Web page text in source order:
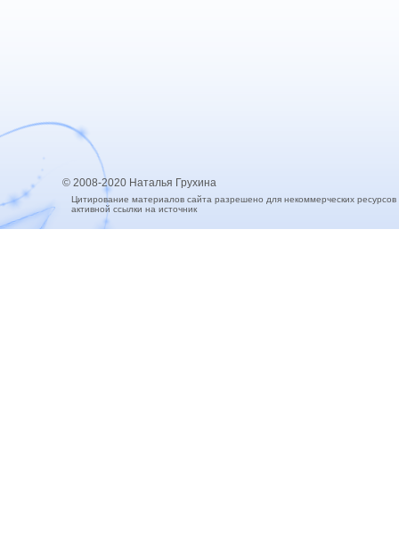
© 2008-2020 Наталья Грухина
Цитирование материалов сайта разрешено для некоммерческих
активной ссылки на источник